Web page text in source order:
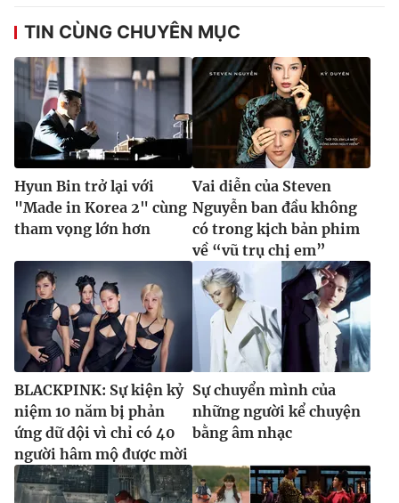
TIN CÙNG CHUYÊN MỤC
Hyun Bin trở lại với
"Made in Korea 2" cùng
tham vọng lớn hơn
Vai diễn của Steven
Nguyễn ban đầu không
có trong kịch bản phim
về “vũ trụ chị em”
BLACKPINK: Sự kiện kỷ
niệm 10 năm bị phản
ứng dữ dội vì chỉ có 40
người hâm mộ được mời
Sự chuyển mình của
những người kể chuyện
bằng âm nhạc